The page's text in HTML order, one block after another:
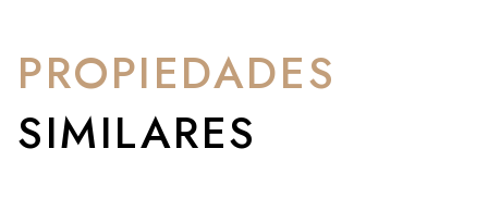
PROPIEDADES
SIMILARES